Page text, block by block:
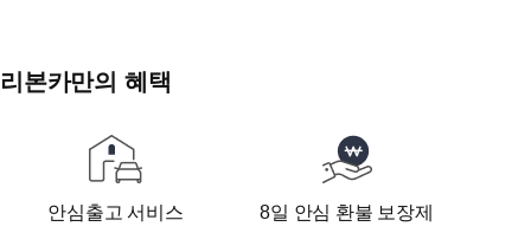
리본카만의 혜택
안심출고 서비스 8일 안심 환불 보장제